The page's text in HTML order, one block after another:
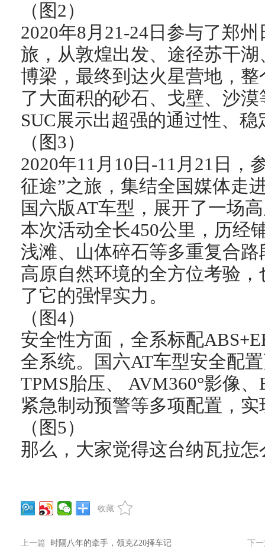
（图2）
2020年8月21-24日参与了郑
旅，从敦煌出发、途径苏干
博梁，最终到达火星营地，
了大面积的砂石、戈壁、沙
SUC展示出超强的通过性、
（图3）
2020年11月10日-11月21日，
征途”之旅，集结全国媒体走
国六版AT车型，展开了一场
本次活动全长450公里，历经
浅滩、山体碎石等多重复合
高原自然环境的全方位考验
了它的强悍实力。
（图4）
安全性方面，全系标配
全系统。国六AT车型安全配
TPMS胎压、 AVM360°影像
紧急制动预警等多项配置，
（图5）
那么，大家觉得这台纳瓦拉怎
收藏
上一篇 时隔八年的牵手，领克Z20择车记 下